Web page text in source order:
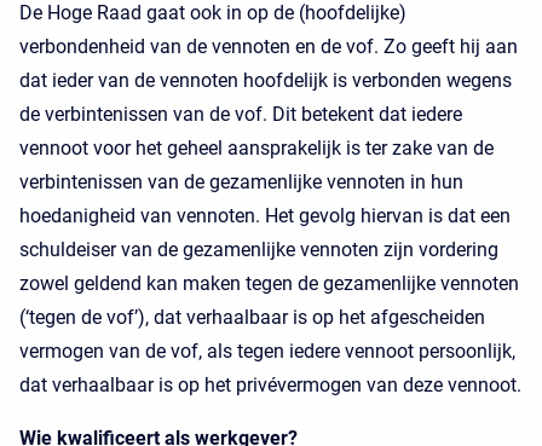
De Hoge Raad gaat ook in op de (hoofdelijke)
verbondenheid van de vennoten en de vof. Zo geeft hij aan
dat ieder van de vennoten hoofdelijk is verbonden wegens
de verbintenissen van de vof. Dit betekent dat iedere
vennoot voor het geheel aansprakelijk is ter zake van de
verbintenissen van de gezamenlijke vennoten in hun
hoedanigheid van vennoten. Het gevolg hiervan is dat een
schuldeiser van de gezamenlijke vennoten zijn vordering
zowel geldend kan maken tegen de gezamenlijke vennoten
(‘tegen de vof’), dat verhaalbaar is op het afgescheiden
vermogen van de vof, als tegen iedere vennoot persoonlijk,
dat verhaalbaar is op het privévermogen van deze vennoot.
Wie kwalificeert als werkgever?